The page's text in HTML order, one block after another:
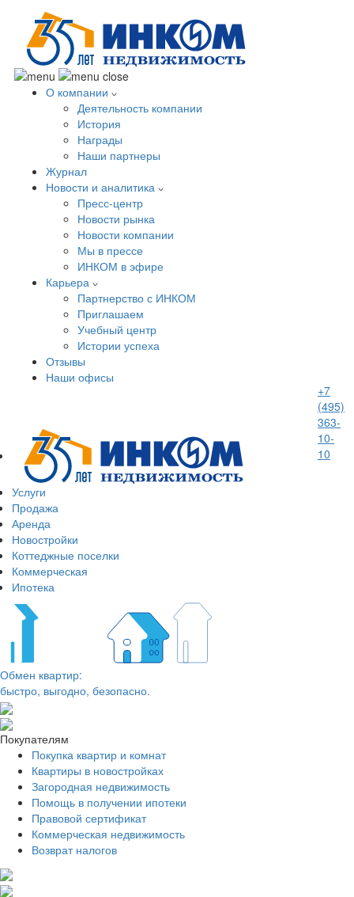
О компании
Деятельность компании
История
Награды
Наши партнеры
Журнал
Новости и аналитика
Пресс-центр
Новости рынка
Новости компании
Мы в прессе
ИНКОМ в эфире
Карьера
Партнерство с ИНКОМ
Приглашаем
Учебный центр
Истории успеха
Отзывы
Наши офисы
+7
(495)
363-
10-
10
Услуги
Продажа
Аренда
Новостройки
Коттеджные поселки
Коммерческая
Ипотека
Обмен квартир:
быстро, выгодно, безопасно.
Покупателям
Покупка квартир и комнат
Квартиры в новостройках
Загородная недвижимость
Помощь в получении ипотеки
Правовой сертификат
Коммерческая недвижимость
Возврат налогов